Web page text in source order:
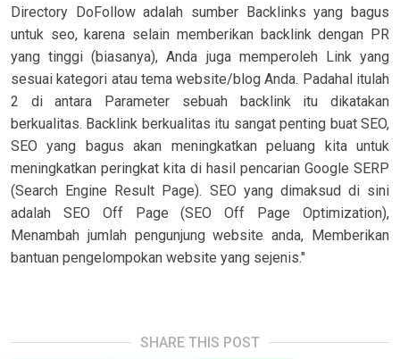
Directory DoFollow adalah sumber Backlinks yang bagus
untuk seo, karena selain memberikan backlink dengan PR
yang tinggi (biasanya), Anda juga memperoleh Link yang
sesuai kategori atau tema website/blog Anda. Padahal itulah
2 di antara Parameter sebuah backlink itu dikatakan
berkualitas. Backlink berkualitas itu sangat penting buat SEO,
SEO yang bagus akan meningkatkan peluang kita untuk
meningkatkan peringkat kita di hasil pencarian Google SERP
(Search Engine Result Page). SEO yang dimaksud di sini
adalah SEO Off Page (SEO Off Page Optimization),
Menambah jumlah pengunjung website anda, Memberikan
bantuan pengelompokan website yang sejenis."
SHARE THIS POST